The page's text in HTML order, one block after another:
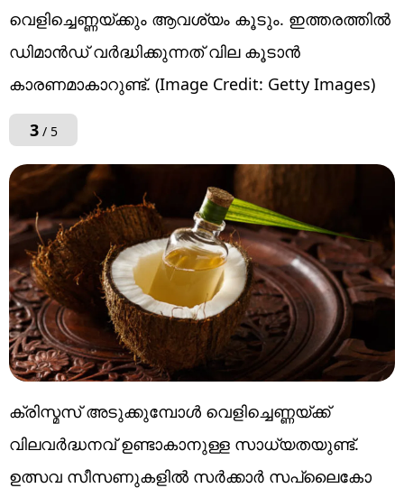
വെളിച്ചെണ്ണയ്ക്കും ആവശ്യം കൂടും. ഇത്തരത്തിൽ
ഡിമാൻഡ് വർദ്ധിക്കുന്നത് വില കൂടാൻ
കാരണമാകാറുണ്ട്. (Image Credit: Getty Images)
3/ 5
ക്രിസ്മസ് അടുക്കുമ്പോൾ വെളിച്ചെണ്ണയ്ക്ക്
വിലവർദ്ധനവ് ഉണ്ടാകാനുള്ള സാധ്യതയുണ്ട്.
ഉത്സവ സീസണുകളിൽ സർക്കാർ സപ്ലൈകോ